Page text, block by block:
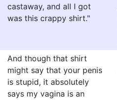
castaway, and all I got
was this crappy shirt."
And though that shirt
might say that your penis
is stupid, it absolutely
says my vagina is an